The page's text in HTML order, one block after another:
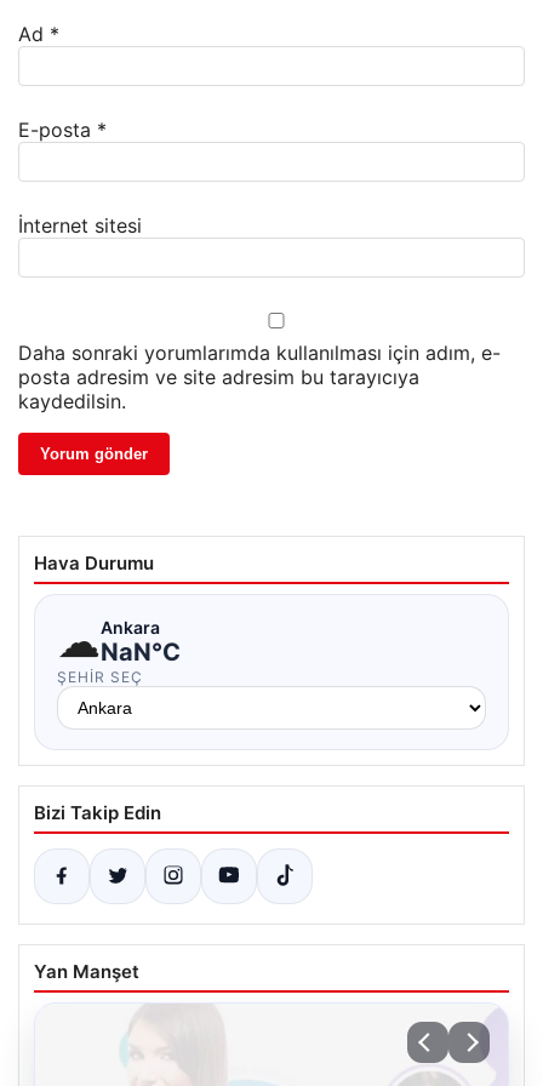
Ad *
E-posta *
İnternet sitesi
Daha sonraki yorumlarımda kullanılması için adım, e-
posta adresim ve site adresim bu tarayıcıya
kaydedilsin.
Hava Durumu
☁Ankara
NaN°C
ŞEHIR SEÇ
Bizi Takip Edin
Yan Manşet